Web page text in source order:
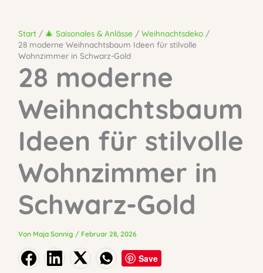
Start 🎄 Saisonales & Anlässe
Weihnachtsdeko
28 moderne Weihnachtsbaum Ideen für stilvolle
Wohnzimmer in Schwarz-Gold
28 moderne
Weihnachtsbaum
Ideen für stilvolle
Wohnzimmer in
Schwarz-Gold
Von Maja Sonnig / Februar 28, 2026
Save